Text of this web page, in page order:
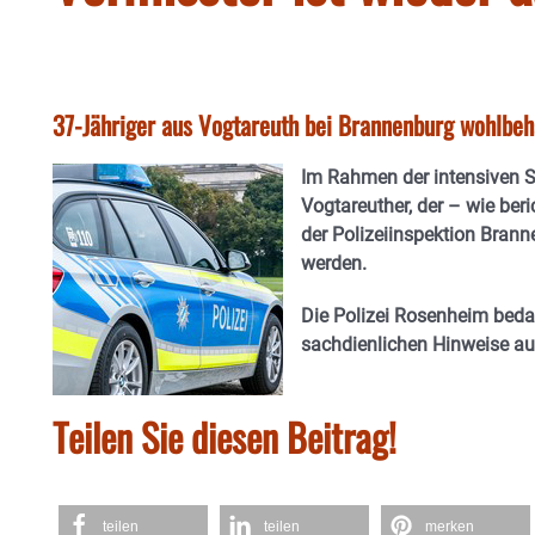
37-Jähriger aus Vogtareuth bei Brannenburg
Im Rahmen der intensiven
Vogtareuther, der – wie
der Polizeiinspektion
werden.
Die Polizei Rosenheim
sachdienlichen Hinweise
Teilen Sie diesen Beitrag!
teilen teilen merken